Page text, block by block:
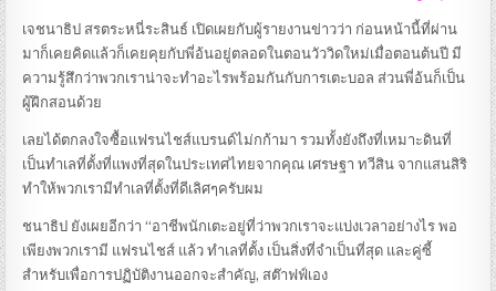
เจชนาธิป สรตระหนี่ระสินธ์ เปิดเผยกับผู้รายงานข่าวว่า ก่อนหน้านี้ที่ผ่าน
มาก็เคยคิดแล้วก็เคยคุยกับพี่อ้นอยู่ตลอดในตอนวัววิดใหม่เมื่อตอนต้นปี มี
ความรู้สึกว่าพวกเราน่าจะทำอะไรพร้อมกันกับการเตะบอล ส่วนพี่อ้นก็เป็น
ผู้ฝึกสอนด้วย
เลยได้ตกลงใจซื้อแฟรนไชส์แบรนด์ไม่กก้ามา รวมทั้งยังถึงที่เหมาะดินที่
เป็นทำเลที่ตั้งที่แพงที่สุดในประเทศไทยจากคุณ เศรษฐา ทวีสิน จากแสนสิริ
ทำให้พวกเรามีทำเลที่ตั้งที่ดีเลิศๆครับผม
ชนาธิป ยังเผยอีกว่า “อาชีพนักเตะอยู่ที่ว่าพวกเราจะแบ่งเวลาอย่างไร พอ
เพียงพวกเรามี แฟรนไชส์ แล้ว ทำเลที่ตั้ง เป็นสิ่งที่จำเป็นที่สุด และคู่ซี้
สำหรับเพื่อการปฏิบัติงานออกจะสำคัญ, สต๊าฟฟ์เอง